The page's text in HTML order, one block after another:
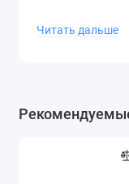
кроссовок
Читать дальше